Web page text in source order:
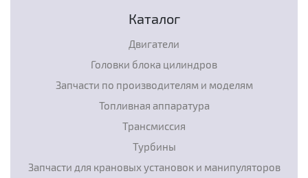
Каталог
Двигатели
Головки блока цилиндров
Запчасти по производителям и моделям
Топливная аппаратура
Трансмиссия
Турбины
Запчасти для крановых установок и манипуляторов